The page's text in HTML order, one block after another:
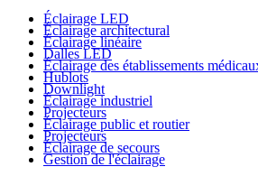
Éclairage LED
Éclairage architectural
Éclairage linéaire
Dalles LED
Éclairage des établissements
Hublots
Downlight
Éclairage industriel
Projecteurs
Éclairage public et routier
Projecteurs
Éclairage de secours
Gestion de l'éclairage